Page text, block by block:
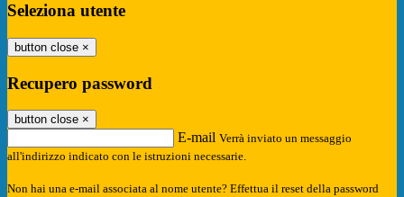
Seleziona utente
button close ×
Recupero password
button close ×
E-mail Verrà inviato un messaggio
all'indirizzo indicato con le istruzioni necessarie.
Non hai una e-mail associata al nome utente? Effettua il reset della password